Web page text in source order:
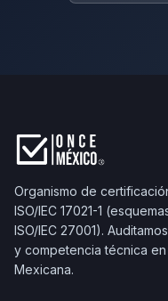
Organismo de
ISO/IEC 17021-1
ISO/IEC 27001).
y competencia técnica
Mexicana.